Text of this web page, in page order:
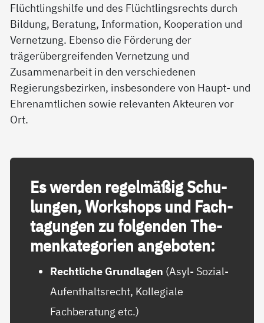
Flüchtlingshilfe und des Flüchtlingsrechts durch
Bildung, Beratung, Information, Kooperation und
Vernetzung. Ebenso die Förderung der
trägerübergreifenden Vernetzung und
Zusammenarbeit in den verschiedenen
Regierungsbezirken, insbesondere von Haupt- und
Ehrenamtlichen sowie relevanten Akteuren vor
Ort.
Es wer­den re­gel­mä­ß­ig Schu­
lun­gen, Work­shops und Fach­
ta­gun­gen zu fol­gen­den The­
men­ka­te­go­ri­en an­ge­bo­ten:
Rechtliche Grundlagen (Asyl- Sozial-
Aufenthaltsrecht, Kollegiale
Fachberatung etc.)